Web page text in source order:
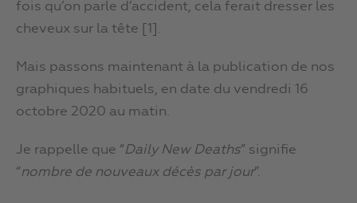
fois qu’on parle d’accident, cela ferait dresser les
cheveux sur la tête [1].
Mais passons maintenant à la publication de nos
graphiques habituels, en date du vendredi 16
octobre 2020 au matin.
Je rappelle que “Daily New Deaths” signifie
“nombre de nouveaux décès par jour”.